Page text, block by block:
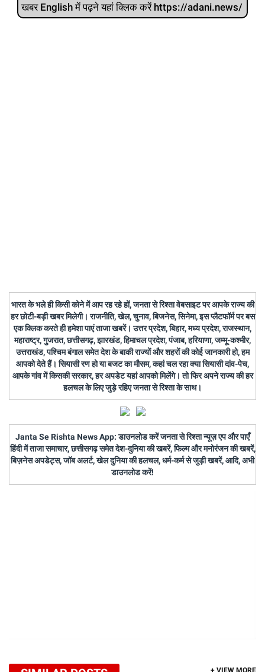
खबर English में पढ़ने यहां क्लिक करें https://adani.news/
भारत के भले ही किसी कोने में आप रह रहे हों, जनता से रिश्ता वेबसाइट पर आपके राज्य की
हर छोटी-बड़ी खबर मिलेगी। राजनीति, खेल, चुनाव, बिजनेस, सिनेमा, इस प्लैटफॉर्म पर बस
एक क्लिक करते ही हमेशा पाएं ताजा खबरें। उत्तर प्रदेश, बिहार, मध्य प्रदेश, राजस्थान,
महाराष्ट्र, गुजरात, छत्तीसगढ़, झारखंड, हिमाचल प्रदेश, पंजाब, हरियाणा, जम्मू-कश्मीर,
उत्तराखंड, पश्चिम बंगाल समेत देश के बाकी राज्यों और शहरों की कोई जानकारी हो, हम
आपको देते हैं। सियासी रण हो या बजट का मौसम, कहां चल रहा क्या सियासी दांव-पेच,
आपके गांव में किसकी सरकार, हर अपडेट यहां आपको मिलेंगे। तो फिर अपने राज्य की हर
हलचल के लिए जुड़े रहिए जनता से रिश्ता के साथ।
Janta Se Rishta News App: डाउनलोड करें जनता से रिश्ता न्यूज़ एप और पाएँ
हिंदी में ताजा समाचार, छत्तीसगढ़ समेत देश-दुनिया की खबरें, फिल्म और मनोरंजन की खबरें,
बिज़नेस अपडेट्स, जॉब अलर्ट, खेल दुनिया की हलचल, धर्म-कर्म से जुड़ी खबरें, आदि, अभी
डाउनलोड करें!
+ VIEW MORE